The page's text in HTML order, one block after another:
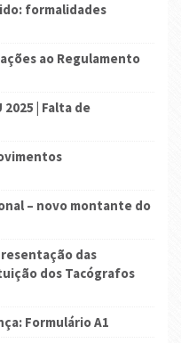
formalidades
ao Regulamento
| Falta de
– novo montante do
das
dos Tacógrafos
Formulário A1